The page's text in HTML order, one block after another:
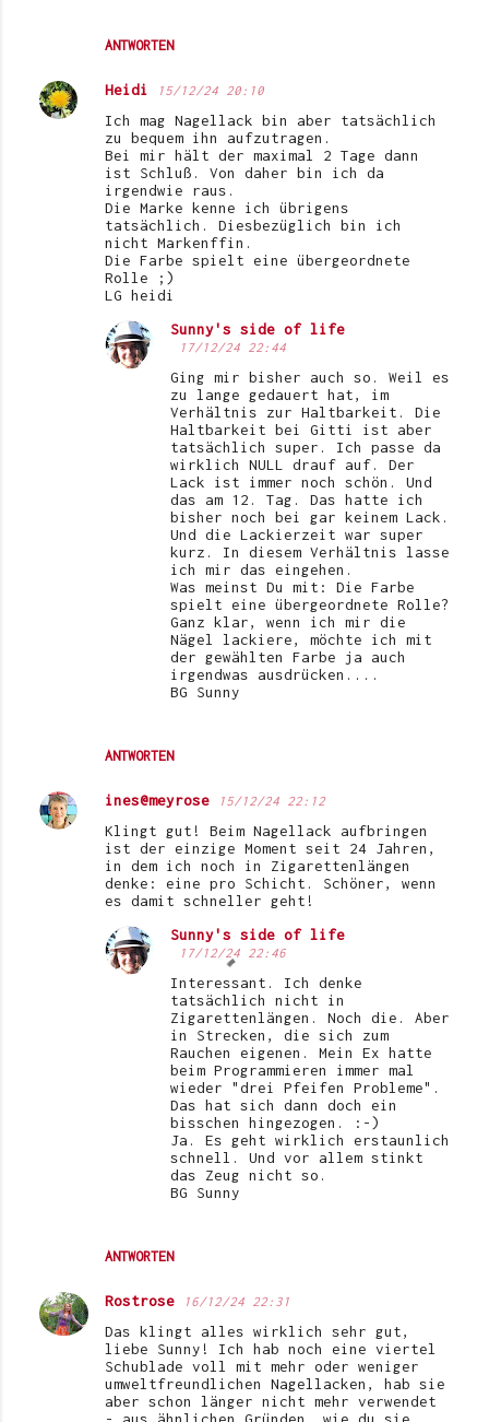
ANTWORTEN
Heidi 15/12/24 20:10
Ich mag Nagellack bin aber tatsächlich
zu bequem ihn aufzutragen.
Bei mir hält der maximal 2 Tage dann
ist Schluß. Von daher bin ich da
irgendwie raus.
Die Marke kenne ich übrigens
tatsächlich. Diesbezüglich bin ich
nicht Markenffin.
Die Farbe spielt eine übergeordnete
Rolle ;)
LG heidi
ANTWORTEN
Sunny's side of life
17/12/24 22:44
Ging mir bisher auch so. Weil es
zu lange gedauert hat, im
Verhältnis zur Haltbarkeit. Die
Haltbarkeit bei Gitti ist aber
tatsächlich super. Ich passe da
wirklich NULL drauf auf. Der
Lack ist immer noch schön. Und
das am 12. Tag. Das hatte ich
bisher noch bei gar keinem Lack.
Und die Lackierzeit war super
kurz. In diesem Verhältnis lasse
ich mir das eingehen.
Was meinst Du mit: Die Farbe
spielt eine übergeordnete Rolle?
Ganz klar, wenn ich mir die
Nägel lackiere, möchte ich mit
der gewählten Farbe ja auch
irgendwas ausdrücken....
BG Sunny
ines@meyrose 15/12/24 22:12
Klingt gut! Beim Nagellack aufbringen
ist der einzige Moment seit 24 Jahren,
in dem ich noch in Zigarettenlängen
denke: eine pro Schicht. Schöner, wenn
es damit schneller geht!
ANTWORTEN
Sunny's side of life
17/12/24 22:46
Interessant. Ich denke
tatsächlich nicht in
Zigarettenlängen. Noch die. Aber
in Strecken, die sich zum
Rauchen eigenen. Mein Ex hatte
beim Programmieren immer mal
wieder "drei Pfeifen Probleme".
Das hat sich dann doch ein
bisschen hingezogen. :-)
Ja. Es geht wirklich erstaunlich
schnell. Und vor allem stinkt
das Zeug nicht so.
BG Sunny
Rostrose 16/12/24 22:31
Das klingt alles wirklich sehr gut,
liebe Sunny! Ich hab noch eine viertel
Schublade voll mit mehr oder weniger
umweltfreundlichen Nagellacken, hab sie
aber schon länger nicht mehr verwendet